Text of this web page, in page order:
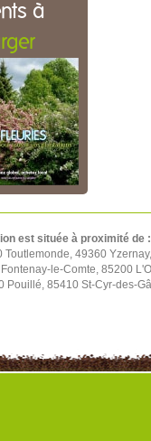
à
est située à proximité de :
Toutlemonde, 49360
le-Comte, 85200
Pouillé, 85410 St-Cyr-des-